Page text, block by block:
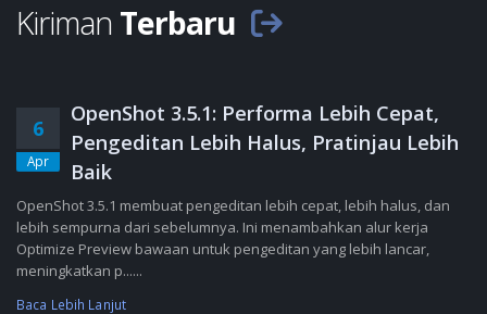
Kiriman Terbaru
6
Apr
OpenShot 3.5.1: Performa Lebih Cepat,
Pengeditan Lebih Halus, Pratinjau Lebih
Baik
OpenShot 3.5.1 membuat pengeditan lebih cepat, lebih halus, dan
lebih sempurna dari sebelumnya. Ini menambahkan alur kerja
Optimize Preview bawaan untuk pengeditan yang lebih lancar,
meningkatkan p......
Baca Lebih Lanjut